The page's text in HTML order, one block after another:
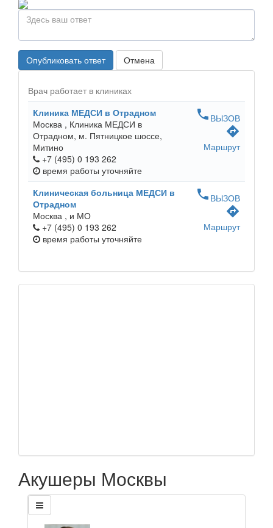
Опубликовать ответ Отмена
Врач работает в клиниках
Клиника МЕДСИ в Отрадном
Москва , Клиника МЕДСИ в
Отрадном, м. Пятницкое шоссе,
Митино
+7 (495) 0 193 262
время работы уточняйте
phone ВЫЗОВ
directions
Маршрут
Клиническая больница МЕДСИ в
Отрадном
Москва , и МО
+7 (495) 0 193 262
время работы уточняйте
phone ВЫЗОВ
directions
Маршрут
Акушеры Москвы